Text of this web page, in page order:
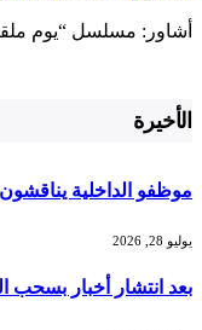
أشاور: مسلسل “يوم
الأخيرة
موظفو الداخلية يناقشون مقاطعة انتخابات 23
يوليو 28, 2026
بعد انتشار أخبار